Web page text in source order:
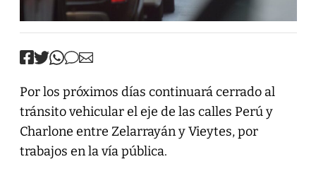
Por los próximos días continuará cerrado al
tránsito vehicular el eje de las calles Perú y
Charlone entre Zelarrayán y Vieytes, por
trabajos en la vía pública.